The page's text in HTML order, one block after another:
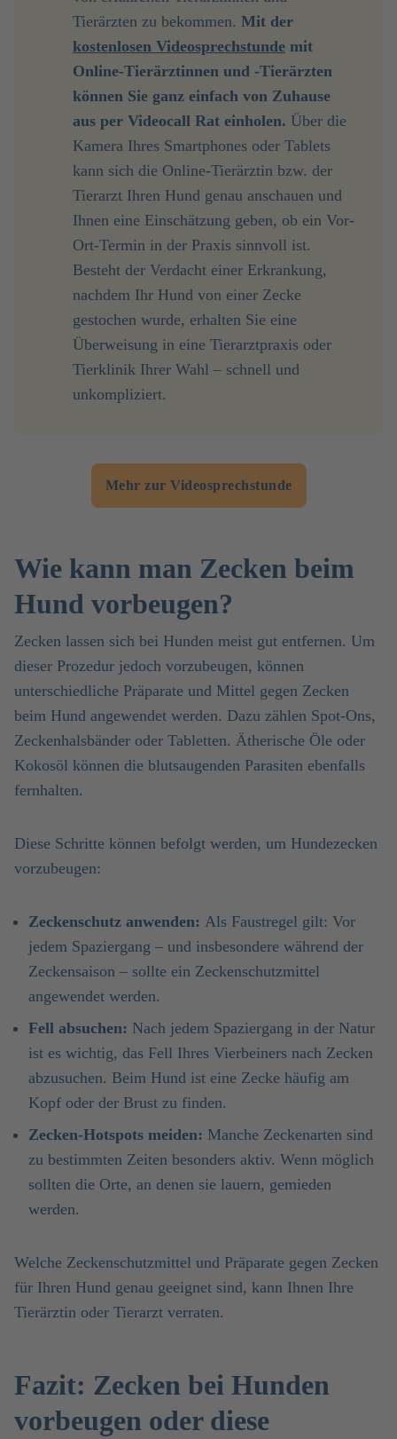
Tierärzten zu bekommen.
kostenlosen Videosprechstunde mit
Online-Tierärztinnen und -Tierärzten
können Sie ganz einfach von Zuhause
aus per Videocall Rat einholen. Über die
Kamera Ihres Smartphones oder Tablets
kann sich die Online-Tierärztin bzw. der
Tierarzt Ihren Hund genau anschauen und
Ihnen eine Einschätzung geben, ob ein Vor-
Ort-Termin in der Praxis sinnvoll ist.
Besteht der Verdacht einer Erkrankung,
nachdem Ihr Hund von einer Zecke
gestochen wurde, erhalten Sie eine
Überweisung in eine Tierarztpraxis oder
Tierklinik Ihrer Wahl – schnell und
unkompliziert.
Mehr zur Videosprechstunde
Wie kann man Zecken beim
Hund vorbeugen?
Zecken lassen sich bei Hunden meist gut entfernen. Um
dieser Prozedur jedoch vorzubeugen, können
unterschiedliche Präparate und Mittel gegen Zecken
beim Hund angewendet werden. Dazu zählen Spot-Ons,
Zeckenhalsbänder oder Tabletten. Ätherische Öle oder
Kokosöl können die blutsaugenden Parasiten ebenfalls
fernhalten.
Diese Schritte können befolgt werden, um Hundezecken
vorzubeugen:
Zeckenschutz anwenden: Als Faustregel gilt: Vor
jedem Spaziergang – und insbesondere während der
Zeckensaison – sollte ein Zeckenschutzmittel
angewendet werden.
Fell absuchen: Nach jedem Spaziergang in der Natur
ist es wichtig, das Fell Ihres Vierbeiners nach Zecken
abzusuchen. Beim Hund ist eine Zecke häufig am
Kopf oder der Brust zu finden.
Zecken-Hotspots meiden: Manche Zeckenarten sind
zu bestimmten Zeiten besonders aktiv. Wenn möglich
sollten die Orte, an denen sie lauern, gemieden
werden.
Welche Zeckenschutzmittel und Präparate gegen Zecken
für Ihren Hund genau geeignet sind, kann Ihnen Ihre
Tierärztin oder Tierarzt verraten.
Fazit: Zecken bei Hunden
vorbeugen oder diese